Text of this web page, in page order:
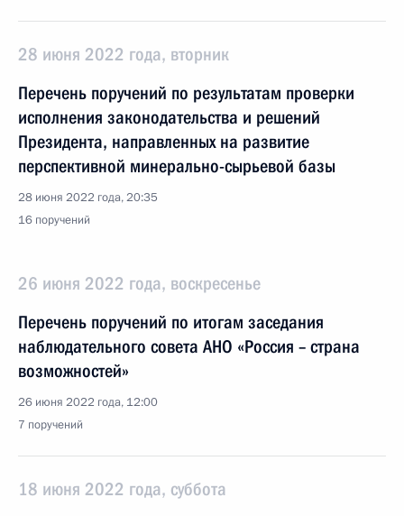
28 июня 2022 года, вторник
Перечень поручений по результатам проверки
исполнения законодательства и решений
Президента, направленных на развитие
перспективной минерально-сырьевой базы
28 июня 2022 года, 20:35
16 поручений
26 июня 2022 года, воскресенье
Перечень поручений по итогам заседания
наблюдательного совета АНО «Россия – страна
возможностей»
26 июня 2022 года, 12:00
7 поручений
18 июня 2022 года, суббота